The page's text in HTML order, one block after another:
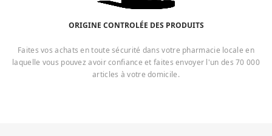
ORIGINE CONTROLÉE DES PRODUITS
Faites vos achats en toute sécurité dans votre pharmacie locale en
laquelle vous pouvez avoir confiance et faites envoyer l'un des 70 000
articles à votre domicile.